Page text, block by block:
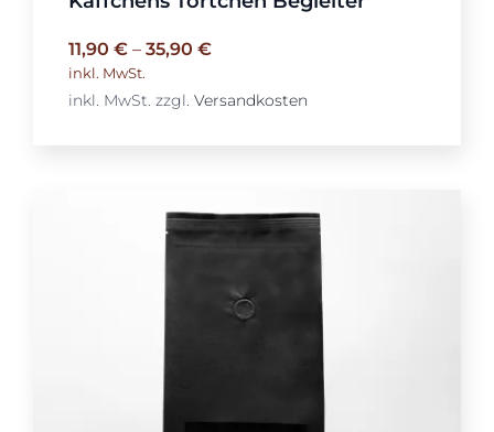
11,90 €– 35,90 €
inkl. MwSt.
inkl. MwSt. zzgl. Versandkosten